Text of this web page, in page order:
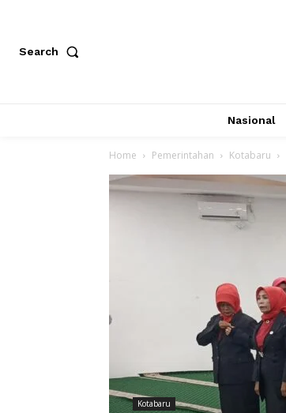
Search
Nasional
Home Pemerintahan Kotabaru
Kotabaru